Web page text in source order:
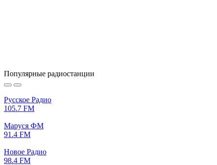
Популярные радиостанции
Русское Радио
105.7 FM
Маруся ФМ
91.4 FM
Новое Радио
98.4 FM